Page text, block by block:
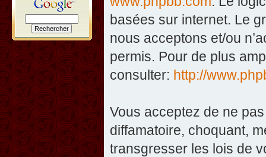
basées sur internet. Le
nous acceptons et/ou
permis. Pour de plus
consulter: http://
Vous acceptez de ne
diffamatoire, choquant,
transgresser les lois de